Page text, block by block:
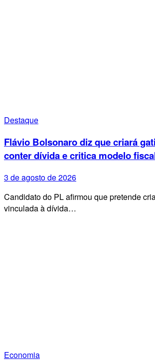
Destaque
Flávio Bolsonaro diz que criará
conter dívida e critica modelo
3 de agosto de 2026
Candidato do PL afirmou que pretende
vinculada à dívida…
Economia